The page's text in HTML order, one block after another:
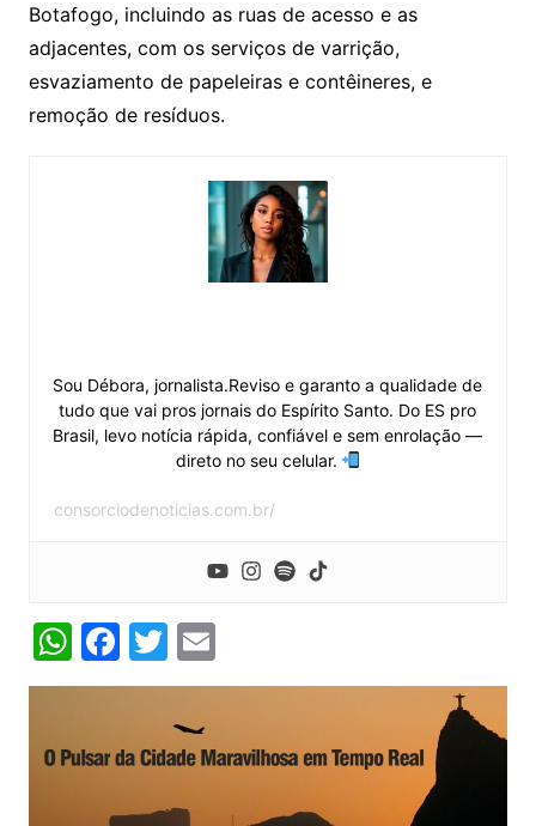
Botafogo, incluindo as ruas de acesso e as
adjacentes, com os serviços de varrição,
esvaziamento de papeleiras e contêineres, e
remoção de resíduos.
Sou Débora, jornalista.Reviso e garanto a qualidade de
tudo que vai pros jornais do Espírito Santo. Do ES pro
Brasil, levo notícia rápida, confiável e sem enrolação —
direto no seu celular.
consorciodenoticias.com.br/
W
h
s
F
a
e
T
w
itt
er
E
m
l